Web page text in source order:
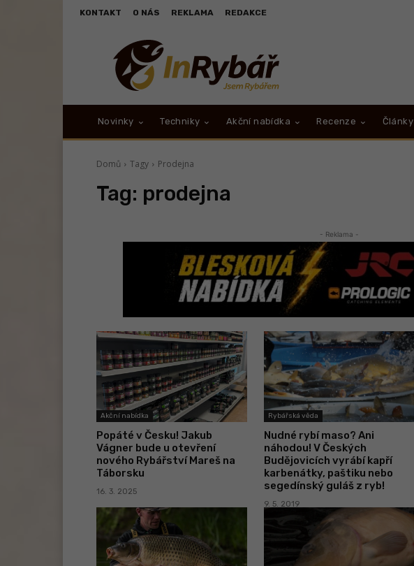
KONTAKT O NÁS REKLAMA REDAKCE
Novinky Techniky Akční nabídka Recenze Články
Domů Tagy Prodejna
Tag: prodejna
- Reklama -
Akční nabídka
Popáté v Česku! Jakub
Vágner bude u otevření
nového Rybářství Mareš na
Táborsku
16. 3. 2025
Rybářská věda
Nudné rybí maso? Ani
náhodou! V Českých
Budějovicích vyrábí kapří
karbenátky, paštiku nebo
segedínský guláš z ryb!
9. 5. 2019